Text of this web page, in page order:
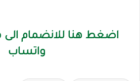
اضغط هنا للانضمام الى
واتساب